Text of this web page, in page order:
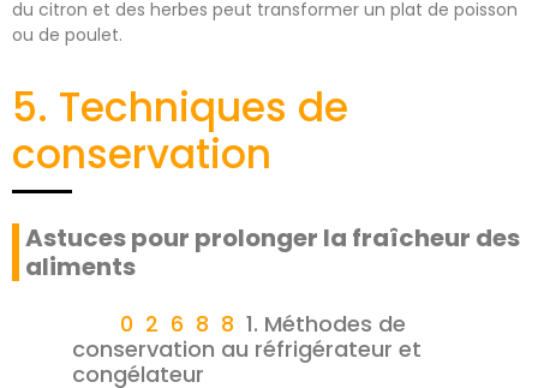
du citron et des herbes peut transformer un plat de poisson
ou de poulet.
5. Techniques de
conservation
Astuces pour prolonger la fraîcheur des
aliments
1. Méthodes de
conservation au réfrigérateur et
congélateur